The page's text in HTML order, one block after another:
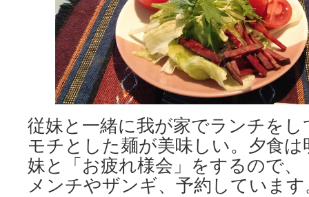
従妹と一緒に我が家でランチを
モチとした麺が美味しい。夕食
妹と「お疲れ様会」をするので
メンチやザンギ、予約しています